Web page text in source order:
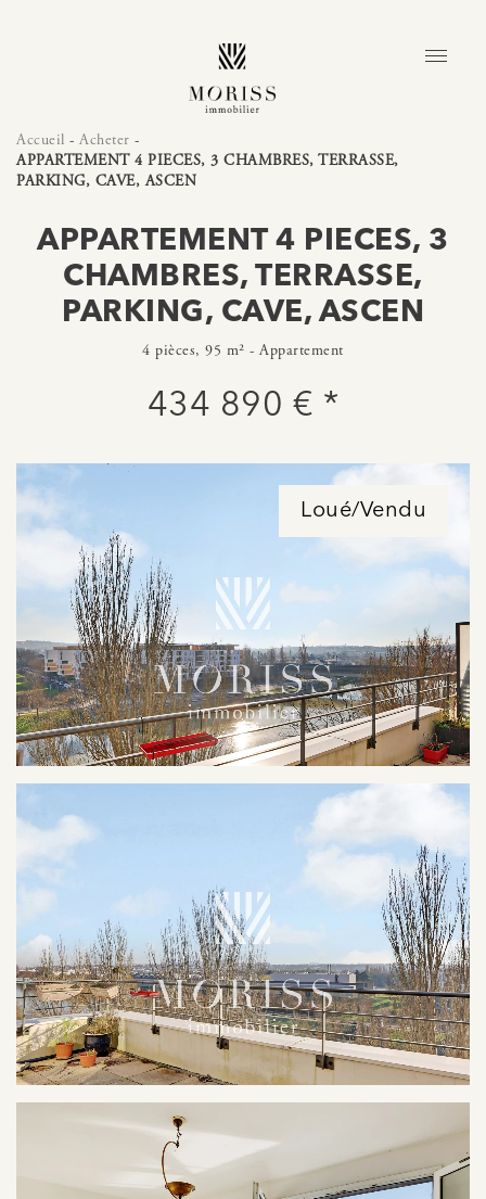
Accueil - Acheter -
APPARTEMENT 4 PIECES, 3 CHAMBRES, TERRASSE,
PARKING, CAVE, ASCEN
APPARTEMENT 4 PIECES, 3
CHAMBRES, TERRASSE,
PARKING, CAVE, ASCEN
4 pièces, 95 m² - Appartement
434 890 € *
Loué/Vendu